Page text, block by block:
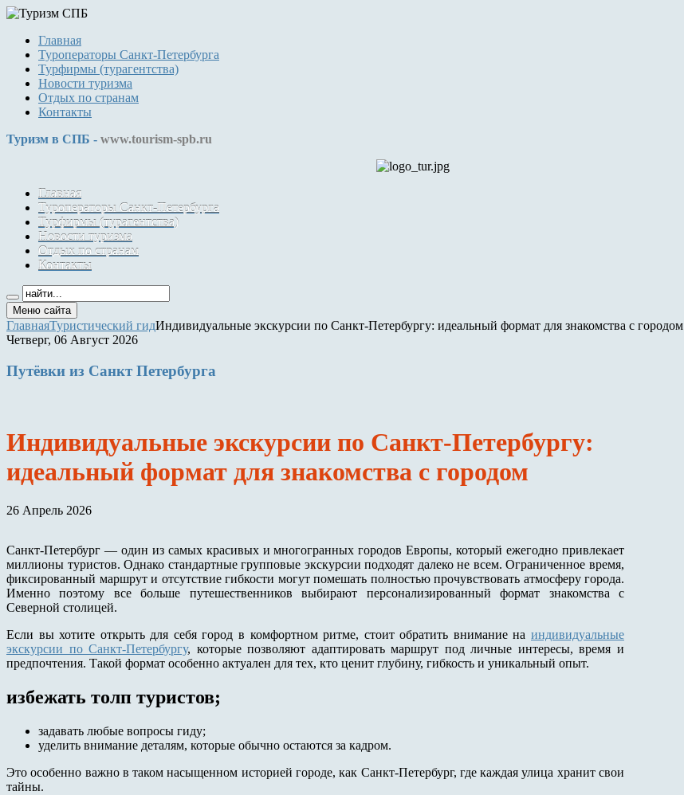
Главная
Туроператоры Санкт-Петербурга
Турфирмы (турагентства)
Новости туризма
Отдых по странам
Контакты
Туризм в СПБ - www.tourism-spb.ru
Главная
Туроператоры Санкт-Петербурга
Турфирмы (турагентства)
Новости туризма
Отдых по странам
Контакты
Меню сайта
ГлавнаяТуристический гидИндивидуальные экскурсии по Санкт-Петербургу: идеальный формат для знакомства с городом
Четверг, 06 Август 2026
Путёвки из Санкт Петербурга
Индивидуальные экскурсии по Санкт-Петербургу:
идеальный формат для знакомства с городом
26 Апрель 2026
Санкт-Петербург — один из самых красивых и многогранных городов Европы, который ежегодно привлекает
миллионы туристов. Однако стандартные групповые экскурсии подходят далеко не всем. Ограниченное время,
фиксированный маршрут и отсутствие гибкости могут помешать полностью прочувствовать атмосферу города.
Именно поэтому все больше путешественников выбирают персонализированный формат знакомства с
Северной столицей.
Если вы хотите открыть для себя город в комфортном ритме, стоит обратить внимание на индивидуальные
экскурсии по Санкт-Петербургу, которые позволяют адаптировать маршрут под личные интересы, время и
предпочтения. Такой формат особенно актуален для тех, кто ценит глубину, гибкость и уникальный опыт.
избежать толп туристов;
задавать любые вопросы гиду;
уделить внимание деталям, которые обычно остаются за кадром.
Это особенно важно в таком насыщенном историей городе, как Санкт-Петербург, где каждая улица хранит свои
тайны.